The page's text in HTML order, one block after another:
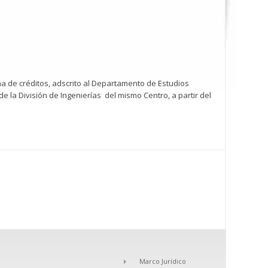
de créditos, adscrito al Departamento de Estudios
la División de Ingenierías del mismo Centro, a partir del
Marco Jurídico